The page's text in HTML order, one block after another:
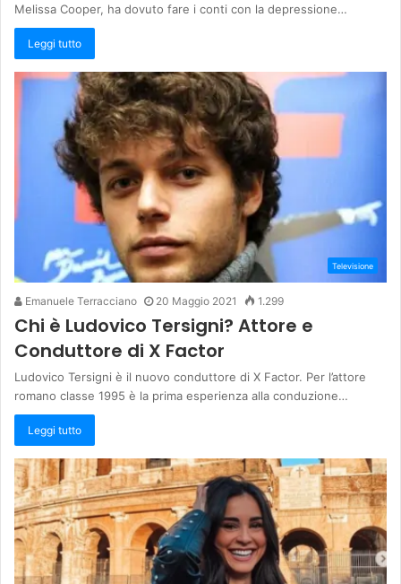
Melissa Cooper, ha dovuto fare i conti con la depressione…
Leggi tutto
Televisione
Emanuele Terracciano 20 Maggio 2021 1.299
Chi è Ludovico Tersigni? Attore e
Conduttore di X Factor
Ludovico Tersigni è il nuovo conduttore di X Factor. Per l’attore
romano classe 1995 è la prima esperienza alla conduzione…
Leggi tutto